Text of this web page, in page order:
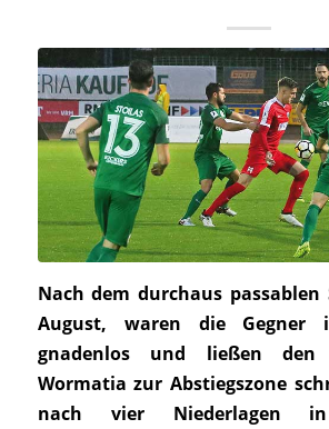
Nach dem durchaus
August, waren die Gegner
gnadenlos und ließen den
Wormatia zur Abstiegszone
nach vier Niederlagen